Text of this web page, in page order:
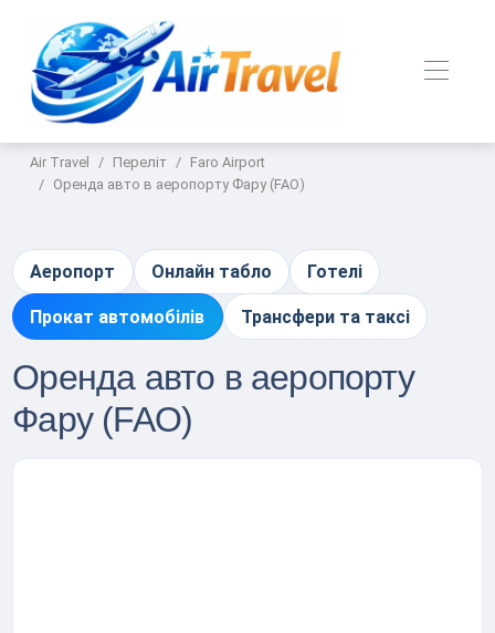
Air Travel Переліт
Faro Airport
Оренда авто в аеропорту Фару (FAO)
Аеропорт Онлайн табло Готелі
Прокат автомобілів Трансфери та таксі
Оренда авто в аеропорту
Фару (FAO)